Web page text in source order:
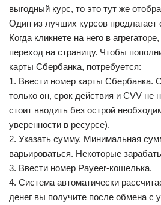
выгодный курс, то это тут же
Один из лучших курсов предлагает
Когда кликнете на него в
переход на страницу. Чтобы
карты Сбербанка, потребуется:
1. Ввести номер карты Сбербанка.
только он, срок действия и CVV
стоит вводить без острой
уверенности в ресурсе).
2. Указать сумму. Минимальная
варьироваться. Некоторые
3. Ввести номер Payeer-кошелька.
4. Система автоматически
денег вы получите после обмена с